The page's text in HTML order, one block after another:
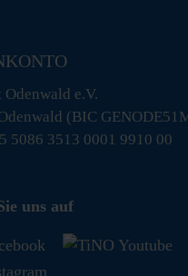
e.V.
(BIC
5086 3513 0001 9910 00
uns auf